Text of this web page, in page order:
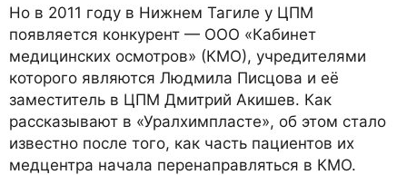
Но в 2011 году в Нижнем Тагиле у ЦПМ
появляется конкурент — ООО «Кабинет
медицинских осмотров» (КМО), учредителями
которого являются Людмила Писцова и её
заместитель в ЦПМ Дмитрий Акишев. Как
рассказывают в «Уралхимпласте», об этом стало
известно после того, как часть пациентов их
медцентра начала перенаправляться в КМО.